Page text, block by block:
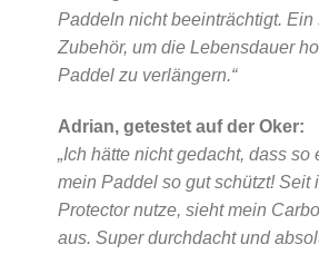
Paddeln nicht beeinträchtigt. Ein
Zubehör, um die Lebensdauer
Paddel zu verlängern.“
Adrian, getestet auf der Oker:
„Ich hätte nicht gedacht, dass so
mein Paddel so gut schützt! Seit
Protector nutze, sieht mein
aus. Super durchdacht und